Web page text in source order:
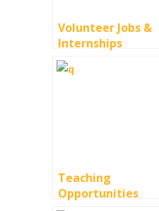
Volunteer Jobs &
Internships
Teaching
Opportunities